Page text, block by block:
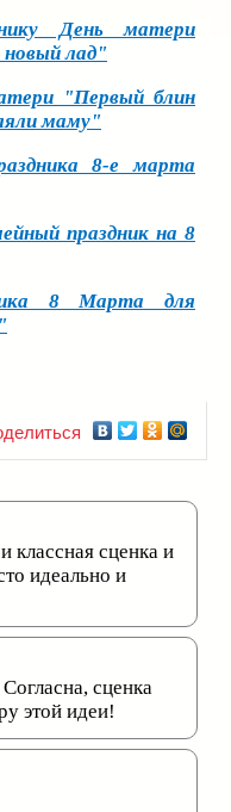
День матери
новый лад"
"Первый блин
маму"
8-е марта
праздник на 8
8 Марта для
классная сценка и
идеально и
сценка
этой идеи!